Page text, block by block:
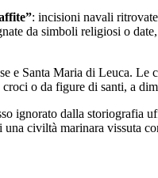
: incisioni navali
da simboli religiosi o
e Santa Maria di Leuca. Le
o da figure di santi, a
ignorato dalla storiografia
civiltà marinara vissuta